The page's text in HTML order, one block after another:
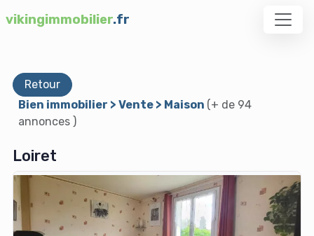
vikingimmobilier.fr
Retour
Bien immobilier > Vente > Maison (+ de 94
annonces )
Loiret